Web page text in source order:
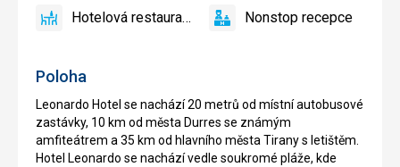
Poloha
Leonardo Hotel se nachází 20 metrů od místní autobusové
zastávky, 10 km od města Durres se známým
amfiteátrem a 35 km od hlavního města Tirany s letištěm.
Hotel Leonardo se nachází vedle soukromé pláže, kde
Hotelová
Hotelová restaurace
ano
NonstopNonstop recepce
ano